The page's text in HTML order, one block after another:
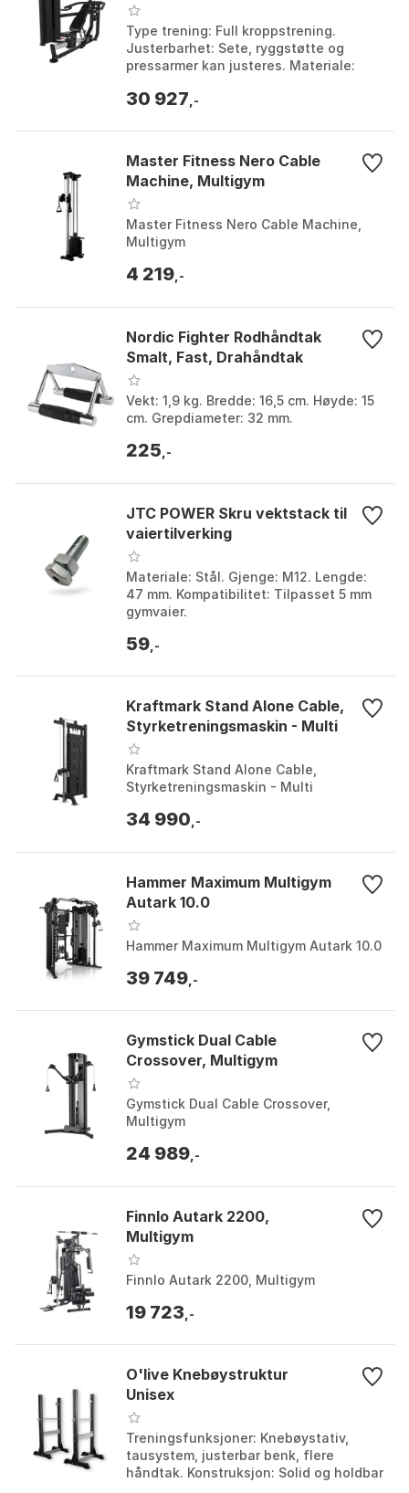
Type trening: Full kroppstrening.
Justerbarhet: Sete, ryggstøtte og
pressarmer kan justeres. Materiale:
høykvalitetsmaterialer....
30 927 ,-
Master Fitness Nero Cable
Machine, Multigym
Master Fitness Nero Cable Machine,
Multigym
4 219 ,-
Nordic Fighter Rodhåndtak
Smalt, Fast, Drahåndtak
Vekt: 1,9 kg. Bredde: 16,5 cm. Høyde: 15
cm. Grepdiameter: 32 mm.
225 ,-
JTC POWER Skru vektstack til
vaiertilverking
Materiale: Stål. Gjenge: M12. Lengde:
47 mm. Kompatibilitet: Tilpasset 5 mm
gymvaier.
59 ,-
Kraftmark Stand Alone Cable,
Styrketreningsmaskin - Multi
Kraftmark Stand Alone Cable,
Styrketreningsmaskin - Multi
34 990 ,-
Hammer Maximum Multigym
Autark 10.0
Hammer Maximum Multigym Autark 10.0
39 749 ,-
Gymstick Dual Cable
Crossover, Multigym
Gymstick Dual Cable Crossover,
Multigym
24 989 ,-
Finnlo Autark 2200,
Multigym
Finnlo Autark 2200, Multigym
19 723 ,-
O'live Knebøystruktur
Unisex
Treningsfunksjoner: Knebøystativ,
tausystem, justerbar benk, flere
håndtak. Konstruksjon: Solid og holdbar